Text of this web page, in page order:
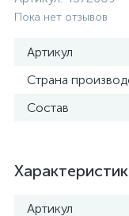
Пока нет отзывов
Артикул
Страна
Состав
Артикул